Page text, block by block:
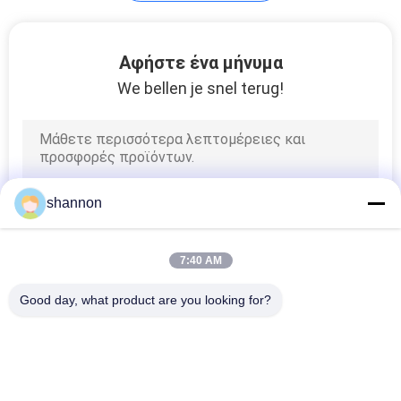
FMS
φυγοκεντρική
υδραντλία
Αφήστε ένα μήνυμα
We bellen je snel terug!
shannon
7:40 AM
Good day, what product are you looking for?